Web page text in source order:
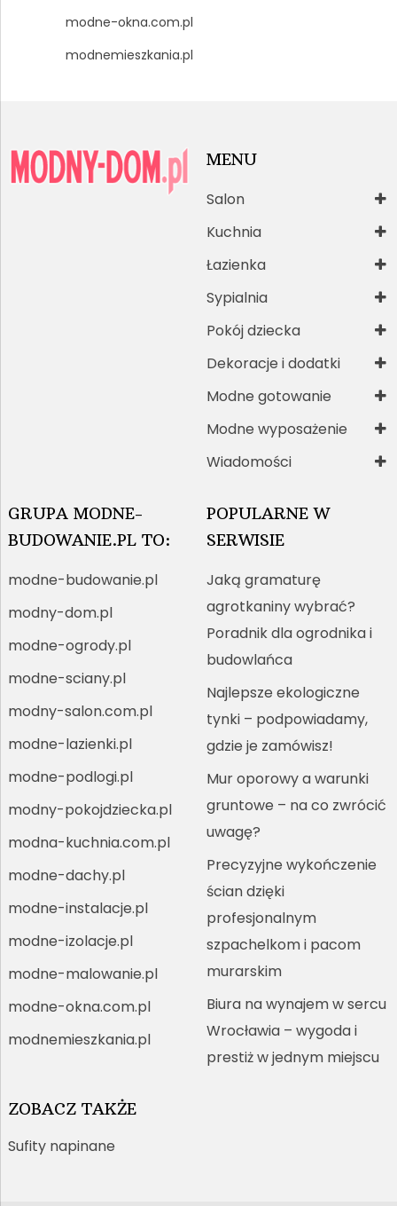
modne-okna.com.pl
modnemieszkania.pl
MENU
Salon
Kuchnia
Łazienka
Sypialnia
Pokój dziecka
Dekoracje i dodatki
Modne gotowanie
Modne wyposażenie
Wiadomości
GRUPA MODNE-
BUDOWANIE.PL TO:
modne-budowanie.pl
modny-dom.pl
modne-ogrody.pl
modne-sciany.pl
modny-salon.com.pl
modne-lazienki.pl
modne-podlogi.pl
modny-pokojdziecka.pl
modna-kuchnia.com.pl
modne-dachy.pl
modne-instalacje.pl
modne-izolacje.pl
modne-malowanie.pl
modne-okna.com.pl
modnemieszkania.pl
POPULARNE W
SERWISIE
Jaką gramaturę
agrotkaniny wybrać?
Poradnik dla ogrodnika i
budowlańca
Najlepsze ekologiczne
tynki – podpowiadamy,
gdzie je zamówisz!
Mur oporowy a warunki
gruntowe – na co zwrócić
uwagę?
Precyzyjne wykończenie
ścian dzięki
profesjonalnym
szpachelkom i pacom
murarskim
Biura na wynajem w sercu
Wrocławia – wygoda i
prestiż w jednym miejscu
ZOBACZ TAKŻE
Sufity napinane